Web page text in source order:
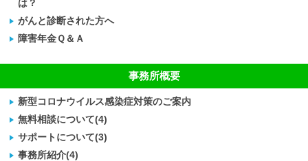
は？
がんと診断された方へ
障害年金Ｑ＆Ａ
事務所概要
新型コロナウイルス感染症対策のご案内
無料相談について(4)
サポートについて(3)
事務所紹介(4)